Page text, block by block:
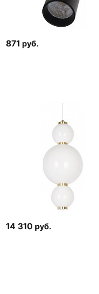
871 руб.
14 310 руб.